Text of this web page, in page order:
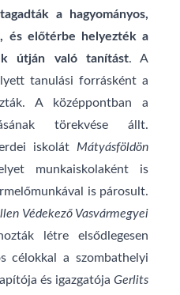
a hagyományos,
és előtérbe helyezték a
útján való tanítást. A
tanulási forrásként a
A középpontban a
törekvése állt.
iskolát Mátyásföldön
munkaiskolaként is
is párosult.
Védekező Vasvármegyei
létre elsődlegesen
célokkal a szombathelyi
és igazgatója Gerlits